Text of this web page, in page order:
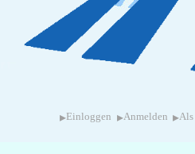
▸ Einloggen ▸Anmelden ▸Als